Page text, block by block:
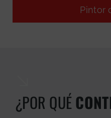
Pintor
¿POR QUÉ